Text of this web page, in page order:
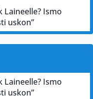
Laineelle? Ismo
uskon”
Laineelle? Ismo
uskon”